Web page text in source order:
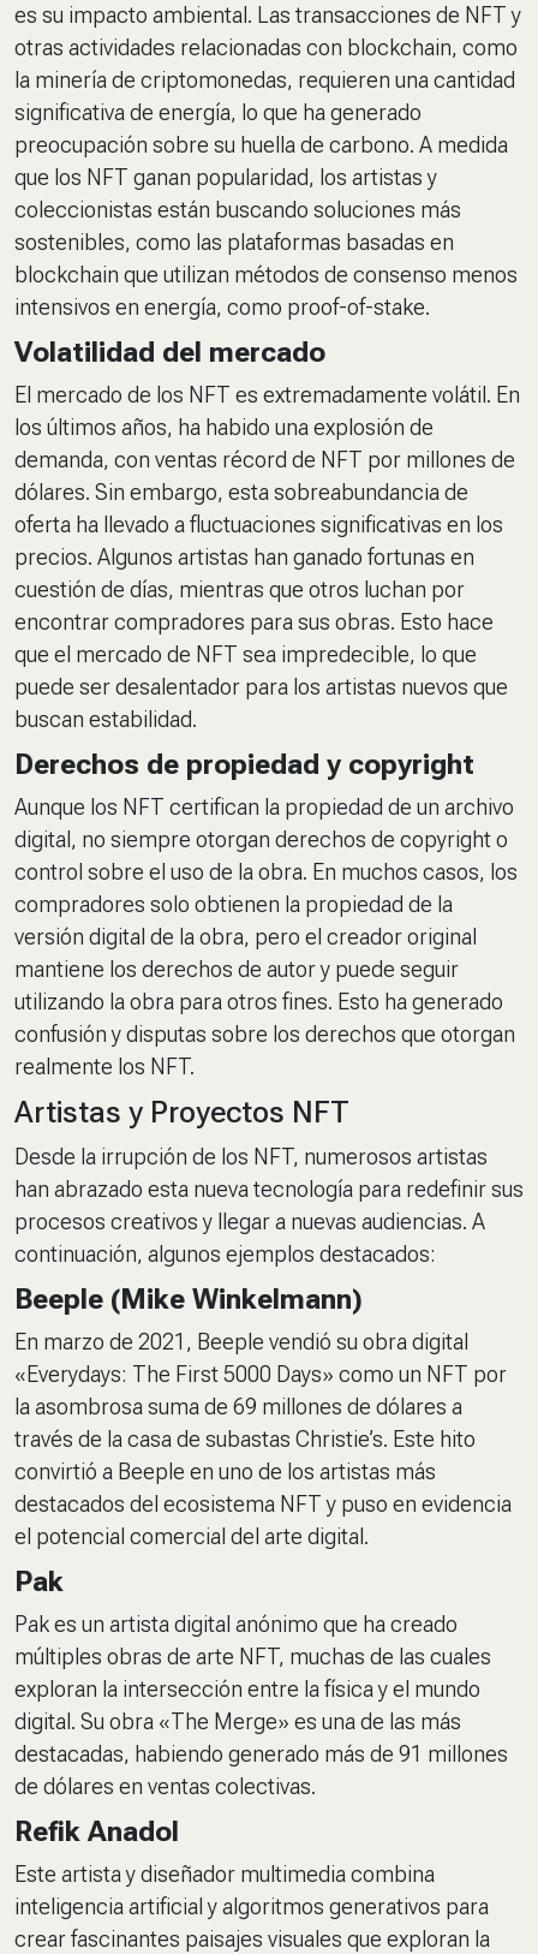
es su impacto ambiental. Las transacciones de NFT y
otras actividades relacionadas con blockchain, como
la minería de criptomonedas, requieren una cantidad
significativa de energía, lo que ha generado
preocupación sobre su huella de carbono. A medida
que los NFT ganan popularidad, los artistas y
coleccionistas están buscando soluciones más
sostenibles, como las plataformas basadas en
blockchain que utilizan métodos de consenso menos
intensivos en energía, como proof-of-stake.
Volatilidad del mercado
El mercado de los NFT es extremadamente volátil. En
los últimos años, ha habido una explosión de
demanda, con ventas récord de NFT por millones de
dólares. Sin embargo, esta sobreabundancia de
oferta ha llevado a fluctuaciones significativas en los
precios. Algunos artistas han ganado fortunas en
cuestión de días, mientras que otros luchan por
encontrar compradores para sus obras. Esto hace
que el mercado de NFT sea impredecible, lo que
puede ser desalentador para los artistas nuevos que
buscan estabilidad.
Derechos de propiedad y copyright
Aunque los NFT certifican la propiedad de un archivo
digital, no siempre otorgan derechos de copyright o
control sobre el uso de la obra. En muchos casos, los
compradores solo obtienen la propiedad de la
versión digital de la obra, pero el creador original
mantiene los derechos de autor y puede seguir
utilizando la obra para otros fines. Esto ha generado
confusión y disputas sobre los derechos que otorgan
realmente los NFT.
Artistas y Proyectos NFT
Desde la irrupción de los NFT, numerosos artistas
han abrazado esta nueva tecnología para redefinir sus
procesos creativos y llegar a nuevas audiencias. A
continuación, algunos ejemplos destacados:
Beeple (Mike Winkelmann)
En marzo de 2021, Beeple vendió su obra digital
«Everydays: The First 5000 Days» como un NFT por
la asombrosa suma de 69 millones de dólares a
través de la casa de subastas Christie’s. Este hito
convirtió a Beeple en uno de los artistas más
destacados del ecosistema NFT y puso en evidencia
el potencial comercial del arte digital.
Pak
Pak es un artista digital anónimo que ha creado
múltiples obras de arte NFT, muchas de las cuales
exploran la intersección entre la física y el mundo
digital. Su obra «The Merge» es una de las más
destacadas, habiendo generado más de 91 millones
de dólares en ventas colectivas.
Refik Anadol
Este artista y diseñador multimedia combina
inteligencia artificial y algoritmos generativos para
crear fascinantes paisajes visuales que exploran la